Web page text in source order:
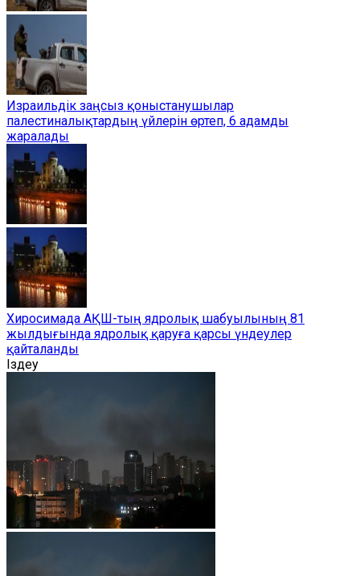
Израильдік заңсыз қоныстанушылар
палестиналықтардың үйлерін өртеп, 6 адамды
жаралады
Хиросимада АҚШ-тың ядролық шабуылының 81
жылдығында ядролық қаруға қарсы үндеулер
қайталанды
Іздеу